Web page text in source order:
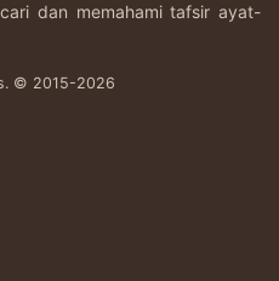
dan memahami tafsir ayat-
© 2015-2026